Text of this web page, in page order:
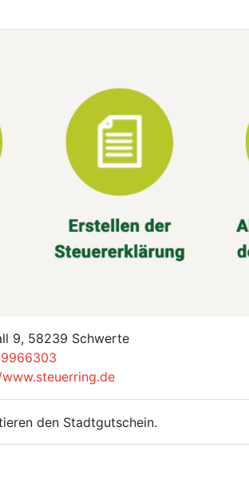
9, 58239 Schwerte
den Stadtgutschein.